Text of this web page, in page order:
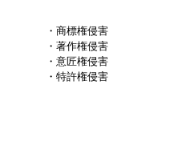
・商標権侵害
・著作権侵害
・意匠権侵害
・特許権侵害